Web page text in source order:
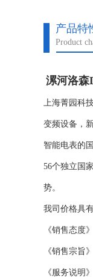
产品特
Product
漯河洛森
上海菁园科
变频设备，
智能电表的
56个独立国
势。
我司价格具
《销售态度
《销售宗旨
《服务说明